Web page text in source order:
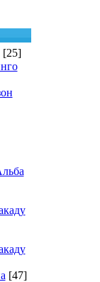
[25]
[47]